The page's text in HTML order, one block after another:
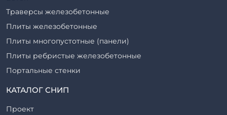
Траверсы железобетонные
Плиты железобетонные
Плиты многопустотные (панели)
Плиты ребристые железобетонные
Портальные стенки
Прогоны железобетонные
КАТАЛОГ СНИП
Проект